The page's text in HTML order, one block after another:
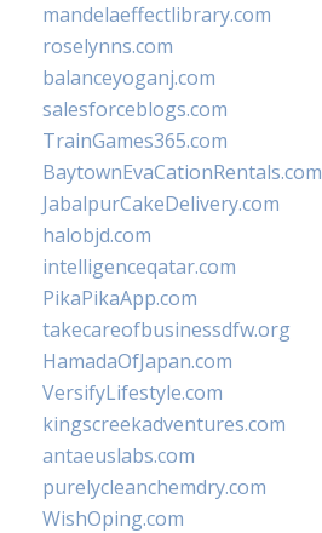
mandelaeffectlibrary.com
roselynns.com
balanceyoganj.com
salesforceblogs.com
TrainGames365.com
BaytownEvaCationRentals.com
JabalpurCakeDelivery.com
halobjd.com
intelligenceqatar.com
PikaPikaApp.com
takecareofbusinessdfw.org
HamadaOfJapan.com
VersifyLifestyle.com
kingscreekadventures.com
antaeuslabs.com
purelycleanchemdry.com
WishOping.com